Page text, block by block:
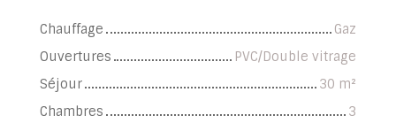
Chauffage
Gaz
Ouvertures
PVC/Double vitrage
Séjour
30 m²
Chambres
3